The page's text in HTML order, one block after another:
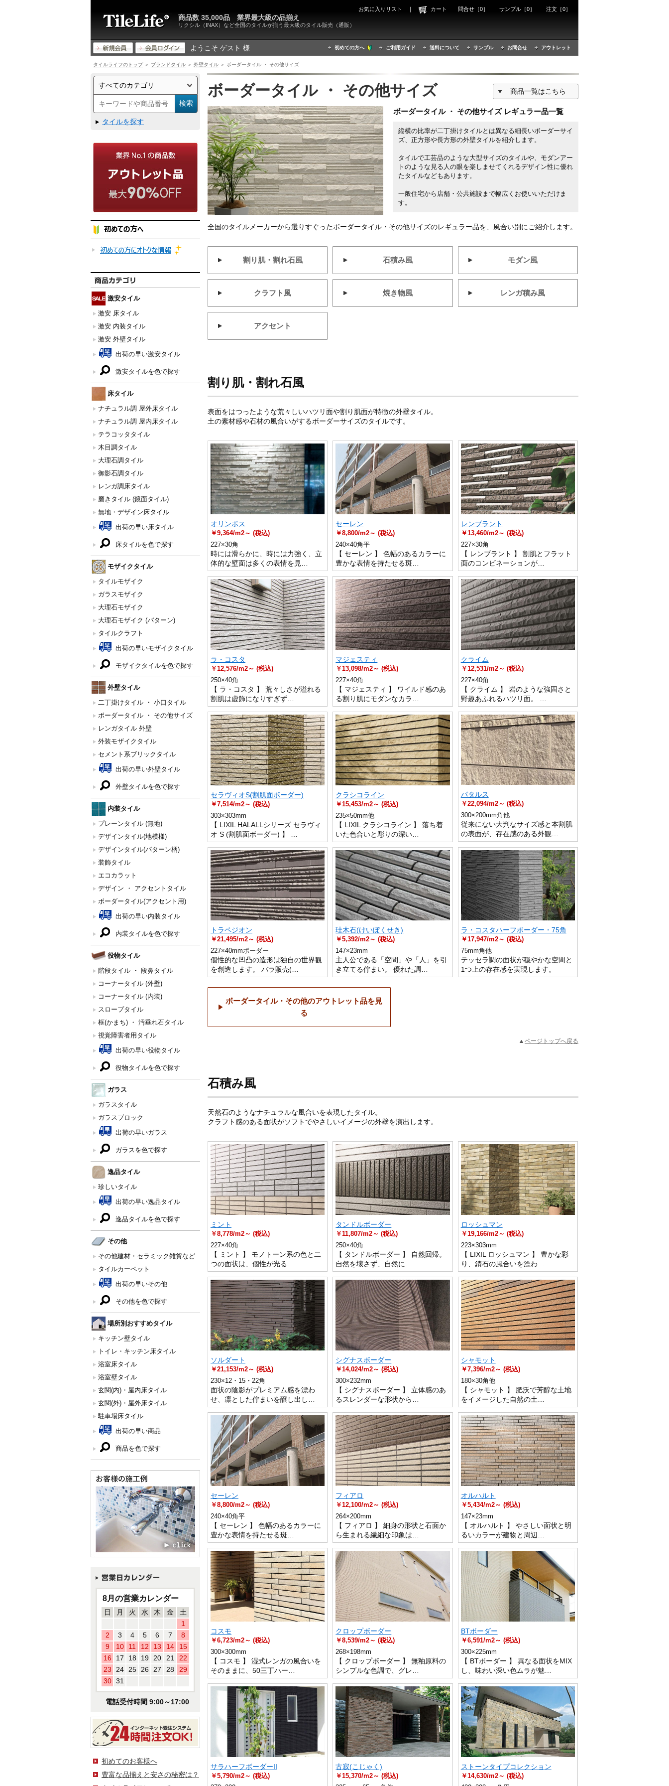
リクシル（INAX）など全国のタイルが揃う最大級のタイル販売（通販）
商品数 35,000品 業界最大級の品揃え
ようこそ ゲスト 様 初めての方へ ご利用ガイド 送料について サンプル お問合せ アウトレット
お気に入りリスト ｜ カート 問合せ［0］ サンプル［0］ 注文［0］
タイルライフのトップ＞ ブランドタイル ＞ 外壁タイル ＞ ボーダータイル ・ その他サイズ
タイルを探す
激安タイル
激安 床タイル
激安 内装タイル
激安 外壁タイル
出荷の早い激安タイル
激安タイルを色で探す
床タイル
ナチュラル調 屋外床タイル
ナチュラル調 屋内床タイル
テラコッタタイル
木目調タイル
大理石調タイル
御影石調タイル
レンガ調床タイル
磨きタイル (鏡面タイル)
無地・デザイン床タイル
出荷の早い床タイル
床タイルを色で探す
モザイクタイル
タイルモザイク
ガラスモザイク
大理石モザイク
大理石モザイク (パターン)
タイルクラフト
出荷の早いモザイクタイル
モザイクタイルを色で探す
外壁タイル
二丁掛けタイル ・ 小口タイル
ボーダータイル ・ その他サイズ
レンガタイル 外壁
外装モザイクタイル
セメント系ブリックタイル
出荷の早い外壁タイル
外壁タイルを色で探す
内装タイル
プレーンタイル (無地)
デザインタイル(地模様)
デザインタイル(パターン柄)
装飾タイル
エコカラット
デザイン ・ アクセントタイル
ボーダータイル(アクセント用)
出荷の早い内装タイル
内装タイルを色で探す
役物タイル
階段タイル ・ 段鼻タイル
コーナータイル (外壁)
コーナータイル (内装)
スロープタイル
框(かまち) ・ 汚垂れ石タイル
視覚障害者用タイル
出荷の早い役物タイル
役物タイルを色で探す
ガラス
ガラスタイル
ガラスブロック
出荷の早いガラス
ガラスを色で探す
逸品タイル
珍しいタイル
出荷の早い逸品タイル
逸品タイルを色で探す
その他
その他建材・セラミック雑貨など
タイルカーペット
出荷の早いその他
その他を色で探す
場所別おすすめタイル
キッチン壁タイル
トイレ・キッチン床タイル
浴室床タイル
浴室壁タイル
玄関(内)・屋内床タイル
玄関(外)・屋外床タイル
駐車場床タイル
出荷の早い商品
商品を色で探す
8月の営業カレンダー
日 月 火 水 木 金
土
1
2
3 4 5 6 7
8
9
10 11 12 13 14
15
16
17 18 19 20 21
22
23
24 25 26 27 28
29
30 31
電話受付時間 9:00～17:00
初めてのお客様へ
豊富な品揃えと安さの秘密は？
ボーダータイル ・ その他サイズ 商品一覧はこちら
ボーダータイル ・ その他サイズ レギュラー品一覧
縦横の比率が二丁掛けタイルとは異なる細長いボーダーサイ
ズ、正方形や長方形の外壁タイルを紹介します。
タイルで工芸品のような大型サイズのタイルや、モダンアー
トのような見る人の眼を楽しませてくれるデザイン性に優れ
たタイルなどもあります。
一般住宅から店舗・公共施設まで幅広くお使いいただけま
す。
全国のタイルメーカーから選りすぐったボーダータイル・その他サイズのレギュラー品を、風合い別にご紹介します。
割り肌・割れ石風 石積み風 モダン風
クラフト風 焼き物風 レンガ積み風
アクセント
割り肌・割れ石風
表面をはつったような荒々しいハツリ面や割り肌面が特徴の外壁タイル。
土の素材感や石材の風合いがするボーダーサイズのタイルです。
オリンポス
￥9,364/m2～ (税込)
227×30角
時には滑らかに、時には力強く、立
体的な壁面は多くの表情を見…
セーレン
￥8,800/m2～ (税込)
240×40角平
【 セーレン 】 色幅のあるカラーに
豊かな表情を持たせる斑…
レンブラント
￥13,460/m2～ (税込)
227×30角
【 レンブラント 】 割肌とフラット
面のコンビネーションが…
ラ・コスタ
￥12,576/m2～ (税込)
250×40角
【 ラ・コスタ 】 荒々しさが溢れる
割肌は虚飾になりすぎず…
マジェスティ
￥13,098/m2～ (税込)
227×40角
【 マジェスティ 】 ワイルド感のあ
る割り肌にモダンなカラ…
クライム
￥12,531/m2～ (税込)
227×40角
【 クライム 】 岩のような強固さと
野趣あふれるハツリ面。 …
セラヴィオS(割肌面ボーダー)
￥7,514/m2～ (税込)
303×303mm
【 LIXIL HALALLシリーズ セラヴィ
オ S (割肌面ボーダー) 】 …
クラシコライン
￥15,453/m2～ (税込)
235×50mm他
【 LIXIL クラシコライン 】 落ち着
いた色合いと彫りの深い…
パタルス
￥22,094/m2～ (税込)
300×200mm角他
従来にない大判なサイズ感と本割肌
の表面が、存在感のある外観…
トラペジオン
￥21,495/m2～ (税込)
227×40mmボーダー
個性的な凹凸の造形は独自の世界観
を創造します。 バラ販売(…
珪木石(けいぼくせき)
￥5,392/m2～ (税込)
147×23mm
主人公である「空間」や「人」を引
き立てる佇まい。 優れた調…
ラ・コスタハーフボーダー・75角
￥17,947/m2～ (税込)
75mm角他
テッセラ調の面状が穏やかな空間と
1つ上の存在感を実現します。
ボーダータイル・その他のアウトレット品を見
る
ページトップへ戻る
石積み風
天然石のようなナチュラルな風合いを表現したタイル。
クラフト感のある面状がソフトでやさしいイメージの外壁を演出します。
ミント
￥8,778/m2～ (税込)
227×40角
【 ミント 】 モノトーン系の色と二
つの面状は、個性が光る…
タンドルボーダー
￥11,807/m2～ (税込)
250×40角
【 タンドルボーダー 】 自然回帰。
自然を壊さず、自然に…
ロッシュマン
￥19,166/m2～ (税込)
223×303mm
【 LIXIL ロッシュマン 】 豊かな彩
り、錆石の風合いを漂わ…
ソルダート
￥21,153/m2～ (税込)
230×12・15・22角
面状の陰影がプレミアム感を漂わ
せ、凛とした佇まいを醸し出し…
シグナスボーダー
￥14,024/m2～ (税込)
300×232mm
【 シグナスボーダー 】 立体感のあ
るスレンダーな形状から…
シャモット
￥7,396/m2～ (税込)
180×30角他
【 シャモット 】 肥沃で芳醇な土地
をイメージした自然の土…
セーレン
￥8,800/m2～ (税込)
240×40角平
【 セーレン 】 色幅のあるカラーに
豊かな表情を持たせる斑…
フィアロ
￥12,100/m2～ (税込)
264×200mm
【 フィアロ 】 細身の形状と石面か
ら生まれる繊細な印象は…
オルハルト
￥5,434/m2～ (税込)
147×23mm
【 オルハルト 】 やさしい面状と明
るいカラーが建物と周辺…
コスモ
￥6,723/m2～ (税込)
300×300mm
【 コスモ 】 湿式レンガの風合いを
そのままに、50三丁ハー…
クロップボーダー
￥8,539/m2～ (税込)
268×198mm
【 クロップボーダー 】 無釉原料の
シンプルな色調で、グレ…
BTボーダー
￥6,591/m2～ (税込)
300×225mm
【 BTボーダー 】 異なる面状をMIX
し、味わい深い色ムラが魅…
サラハーフボーダーII
￥5,790/m2～ (税込)
古寂(こじゃく)
￥15,370/m2～ (税込)
ストーンタイプコレクション
￥14,630/m2～ (税込)